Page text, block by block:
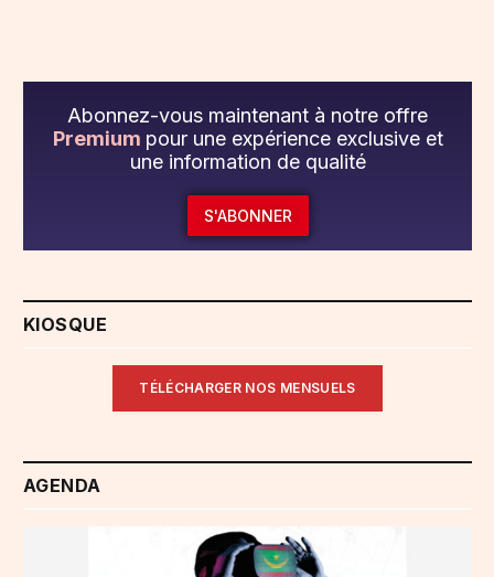
Abonnez-vous maintenant à notre offre
Premium pour une expérience exclusive et
une information de qualité
S'ABONNER
KIOSQUE
TÉLÉCHARGER NOS MENSUELS
AGENDA